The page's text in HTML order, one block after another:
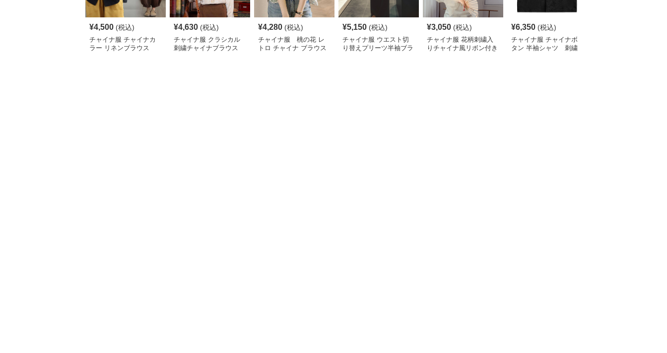
¥4,500 (税込)
チャイナ服 チャイナカ
ラー リネンブラウス
¥4,630 (税込)
チャイナ服 クラシカル
刺繍チャイナブラウス
¥4,280 (税込)
チャイナ服 桃の花 レ
トロ チャイナ ブラウス
¥5,150 (税込)
チャイナ服 ウエスト切
り替えプリーツ半袖ブラ
¥3,050 (税込)
チャイナ服 花柄刺繍入
りチャイナ風リボン付き
¥6,350 (税込)
チャイナ服 チャイナボ
タン 半袖シャツ 刺繍